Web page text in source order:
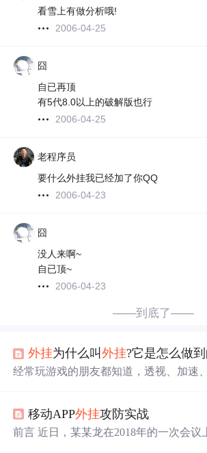
看雪上有做分析哦!
2006-04-25
囧
自已再顶
有5代8.0以上的破解版也行
2006-04-25
老程序员
要什么外挂我已经加了你QQ
2006-04-23
囧
没人来啊~
自已顶~
2006-04-23
——到底了——
外挂为什么叫外挂?它是怎么做
经常玩游戏的朋友都知道，透视、加速
理等内容。
移动APP外挂攻防实战
前言 近日，某某龙在2018年的一次会议上发表了一个演